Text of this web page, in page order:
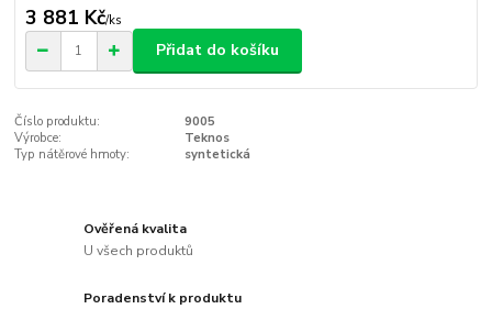
3 881 Kč/ks
Přidat do košíku
Číslo produktu:
9005
Výrobce:
Teknos
Typ nátěrové hmoty:
syntetická
Ověřená kvalita
U všech produktů
Poradenství k produktu